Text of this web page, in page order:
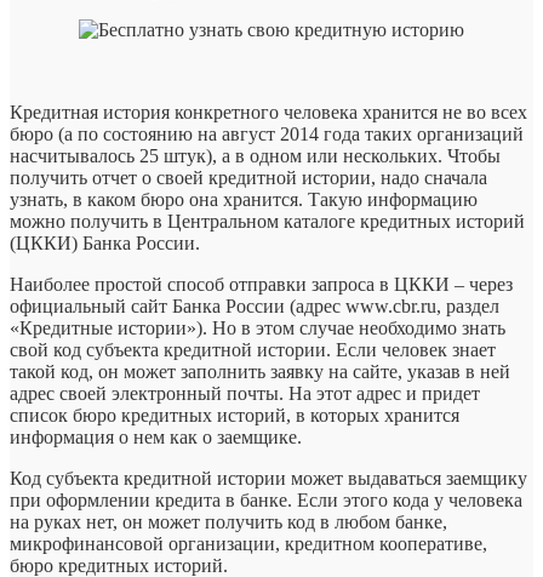
Кредитная история конкретного человека хранится не во всех
бюро (а по состоянию на август 2014 года таких организаций
насчитывалось 25 штук), а в одном или нескольких. Чтобы
получить отчет о своей кредитной истории, надо сначала
узнать, в каком бюро она хранится. Такую информацию
можно получить в Центральном каталоге кредитных историй
(ЦККИ) Банка России.
Наиболее простой способ отправки запроса в ЦККИ – через
официальный сайт Банка России (адрес www.cbr.ru, раздел
«Кредитные истории»). Но в этом случае необходимо знать
свой код субъекта кредитной истории. Если человек знает
такой код, он может заполнить заявку на сайте, указав в ней
адрес своей электронный почты. На этот адрес и придет
список бюро кредитных историй, в которых хранится
информация о нем как о заемщике.
Код субъекта кредитной истории может выдаваться заемщику
при оформлении кредита в банке. Если этого кода у человека
на руках нет, он может получить код в любом банке,
микрофинансовой организации, кредитном кооперативе,
бюро кредитных историй.